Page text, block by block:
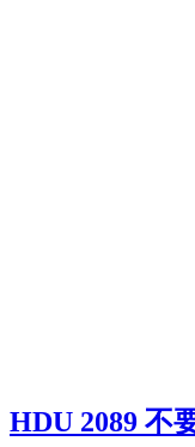
HDU 2089 不